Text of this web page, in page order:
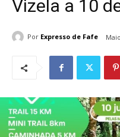
Vizela a 10
Por Expresso de Fafe